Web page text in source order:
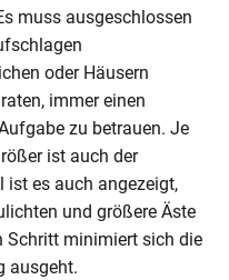
muss ausgeschlossen
oder Häusern
immer einen
zu betrauen. Je
ist auch der
ist es auch angezeigt,
und größere Äste
Schritt minimiert sich die
ausgeht.